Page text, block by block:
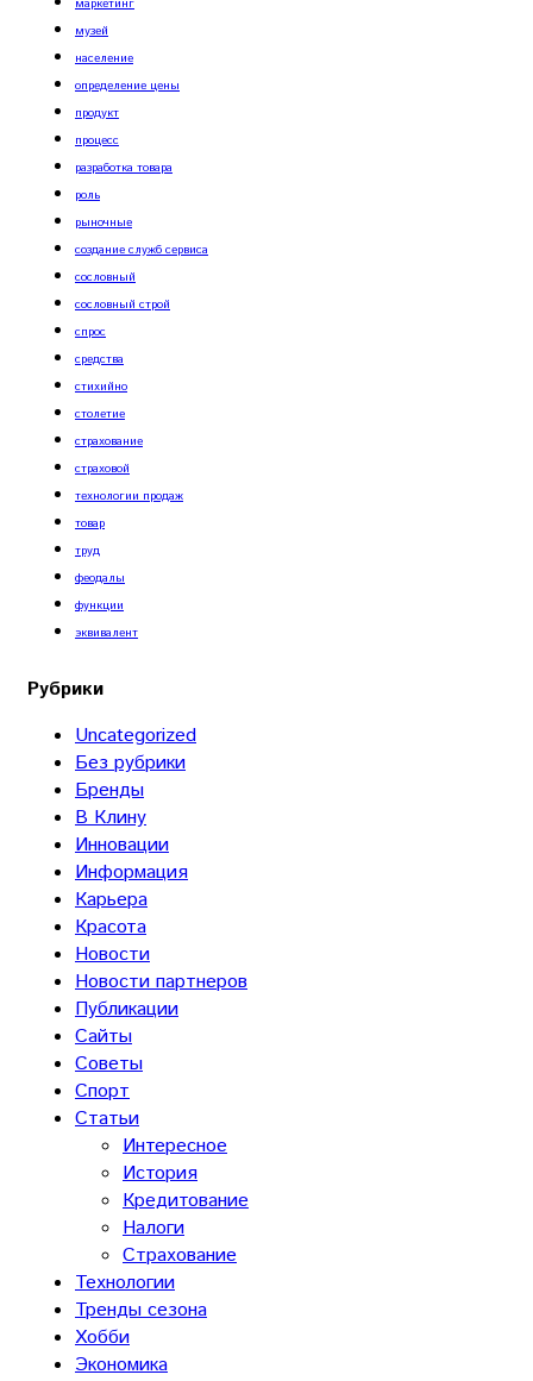
маркетинг
музей
население
определение цены
продукт
процесс
разработка товара
роль
рыночные
создание служб сервиса
сословный
сословный строй
спрос
средства
стихийно
столетие
страхование
страховой
технологии продаж
товар
труд
феодалы
функции
эквивалент
Рубрики
Uncategorized
Без рубрики
Бренды
В Клину
Инновации
Информация
Карьера
Красота
Новости
Новости партнеров
Публикации
Сайты
Советы
Спорт
Статьи
Интересное
История
Кредитование
Налоги
Страхование
Технологии
Тренды сезона
Хобби
Экономика